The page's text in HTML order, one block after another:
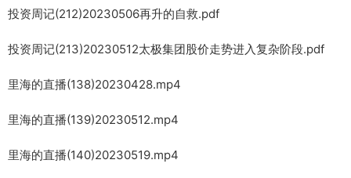
投资周记(212)20230506再升的自救.pdf
投资周记(213)20230512太极集团股价走势进入复杂阶段.pdf
里海的直播(138)20230428.mp4
里海的直播(139)20230512.mp4
里海的直播(140)20230519.mp4